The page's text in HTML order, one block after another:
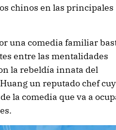
chinos en las principales
una comedia familiar
entre las mentalidades
la rebeldía innata del
un reputado chef
la comedia que va a